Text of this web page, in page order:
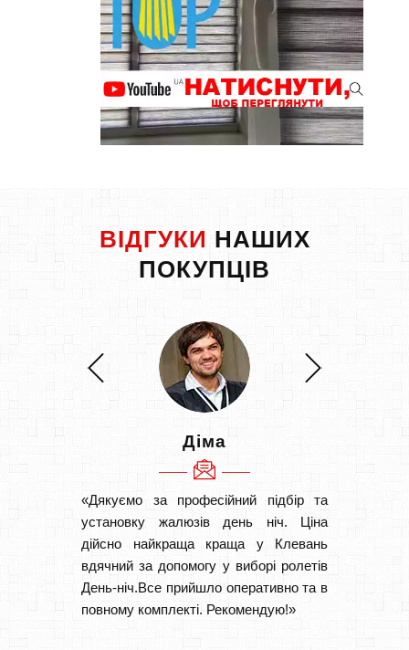
ВІДГУКИ НАШИХ
ПОКУПЦІВ
Діма
«Дякуємо за професійний підбір та
установку жалюзів день ніч. Ціна
дійсно найкраща краща у Клевань
вдячний за допомогу у виборі ролетів
День-ніч.Все прийшло оперативно та в
повному комплекті. Рекомендую!»